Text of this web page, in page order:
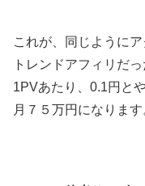
これが、同じように
トレンドアフィリだっ
1PVあたり、0.1円と
月７５万円になります